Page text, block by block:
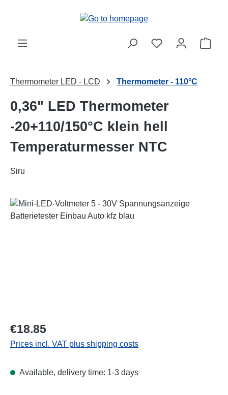
Thermometer LED - LCD Thermometer - 110°C
0,36" LED Thermometer
-20+110/150°C klein hell
Temperaturmesser NTC
Siru
Skip image gallery
Regular price:
€18.85
Prices incl. VAT plus shipping costs
Available, delivery time: 1-3 days